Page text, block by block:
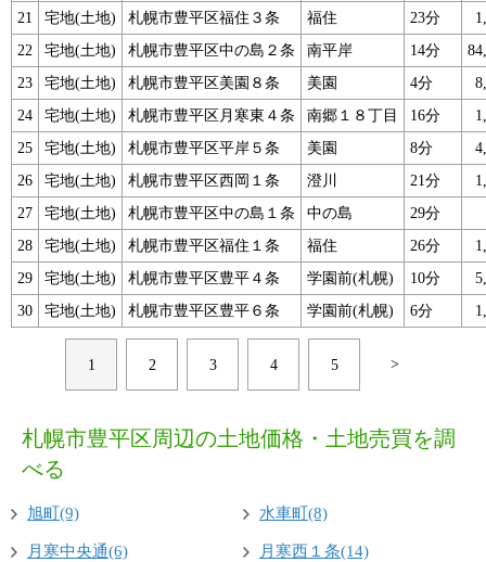
21 宅地(土地) 札幌市豊平区福住３条 福住 23分
22
宅地(土地) 札幌市豊平区中の島２条 南平岸 14分
23
宅地(土地) 札幌市豊平区美園８条 美園 4分
24
宅地(土地) 札幌市豊平区月寒東４条 南郷１８丁目 16分
25
宅地(土地) 札幌市豊平区平岸５条 美園 8分
26
宅地(土地) 札幌市豊平区西岡１条 澄川 21分
27
宅地(土地) 札幌市豊平区中の島１条 中の島
29分
28
宅地(土地) 札幌市豊平区福住１条 福住 26分
29
宅地(土地) 札幌市豊平区豊平４条 学園前(札幌) 10分
30
宅地(土地) 札幌市豊平区豊平６条 学園前(札幌) 6分
1 2 3 4 5 >
札幌市豊平区周辺の土地価格・土地売買を調
べる
旭町(9) 水車町(8)
月寒中央通(6) 月寒西１条(14)